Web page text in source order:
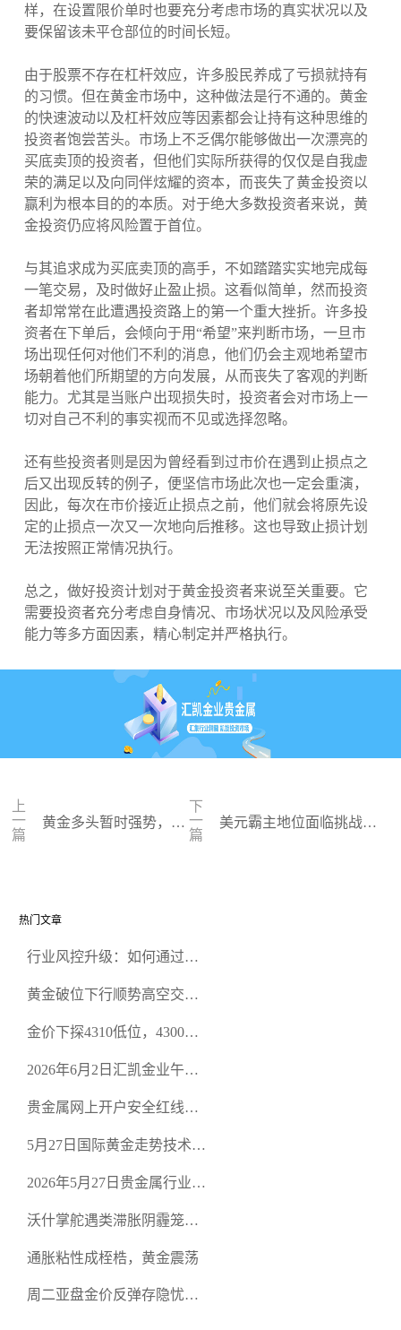
样，在设置限价单时也要充分考虑市场的真实状况以及
要保留该未平仓部位的时间长短。
由于股票不存在杠杆效应，许多股民养成了亏损就持有
的习惯。但在黄金市场中，这种做法是行不通的。黄金
的快速波动以及杠杆效应等因素都会让持有这种思维的
投资者饱尝苦头。市场上不乏偶尔能够做出一次漂亮的
买底卖顶的投资者，但他们实际所获得的仅仅是自我虚
荣的满足以及向同伴炫耀的资本，而丧失了黄金投资以
赢利为根本目的的本质。对于绝大多数投资者来说，黄
金投资仍应将风险置于首位。
与其追求成为买底卖顶的高手，不如踏踏实实地完成每
一笔交易，及时做好止盈止损。这看似简单，然而投资
者却常常在此遭遇投资路上的第一个重大挫折。许多投
资者在下单后，会倾向于用“希望”来判断市场，一旦市
场出现任何对他们不利的消息，他们仍会主观地希望市
场朝着他们所期望的方向发展，从而丧失了客观的判断
能力。尤其是当账户出现损失时，投资者会对市场上一
切对自己不利的事实视而不见或选择忽略。
还有些投资者则是因为曾经看到过市价在遇到止损点之
后又出现反转的例子，便坚信市场此次也一定会重演，
因此，每次在市价接近止损点之前，他们就会将原先设
定的止损点一次又一次地向后推移。这也导致止损计划
无法按照正常情况执行。
总之，做好投资计划对于黄金投资者来说至关重要。它
需要投资者充分考虑自身情况、市场状况以及风险承受
能力等多方面因素，精心制定并严格执行。
上
一
篇
黄金多头暂时强势，多
下
一
篇
美元霸主地位面临挑战：
热门文章
行业风控升级：如何通过正
规黄金开户交易平台？
黄金破位下行顺势高空交易
金价下探4310低位，4300关
2026年6月2日汇凯金业午盘
空头清算算法如何布防？
贵金属网上开户安全红线：
恶意洗盘陷阱
5月27日国际黄金走势技术盘
规黄金平台全方位行情解析
2026年5月27日贵金属行业新
正规贵金属开户平台迎开户
热潮
沃什掌舵遇类滞胀阴霾笼
通胀粘性成桎梏，黄金震荡
周二亚盘金价反弹存隐忧，